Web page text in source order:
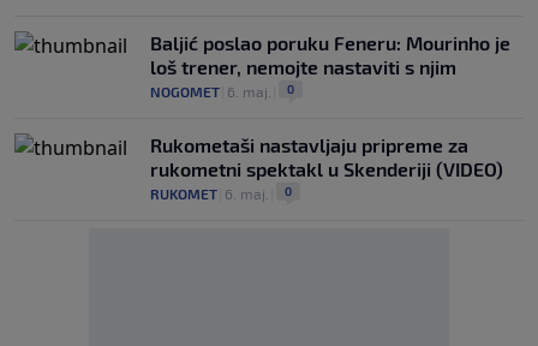
Baljić poslao poruku Feneru: Mourinho je
loš trener, nemojte nastaviti s njim
NOGOMET 6. maj. 0
Rukometaši nastavljaju pripreme za
rukometni spektakl u Skenderiji (VIDEO)
RUKOMET 6. maj. 0